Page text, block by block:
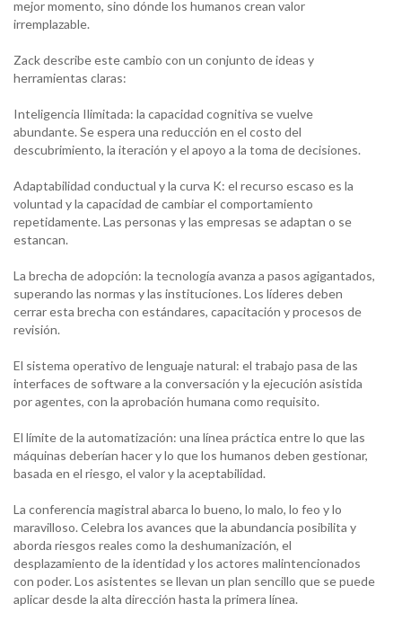
mejor momento, sino dónde los humanos crean valor
irremplazable.
Zack describe este cambio con un conjunto de ideas y
herramientas claras:
Inteligencia Ilimitada: la capacidad cognitiva se vuelve
abundante. Se espera una reducción en el costo del
descubrimiento, la iteración y el apoyo a la toma de decisiones.
Adaptabilidad conductual y la curva K: el recurso escaso es la
voluntad y la capacidad de cambiar el comportamiento
repetidamente. Las personas y las empresas se adaptan o se
estancan.
La brecha de adopción: la tecnología avanza a pasos agigantados,
superando las normas y las instituciones. Los líderes deben
cerrar esta brecha con estándares, capacitación y procesos de
revisión.
El sistema operativo de lenguaje natural: el trabajo pasa de las
interfaces de software a la conversación y la ejecución asistida
por agentes, con la aprobación humana como requisito.
El límite de la automatización: una línea práctica entre lo que las
máquinas deberían hacer y lo que los humanos deben gestionar,
basada en el riesgo, el valor y la aceptabilidad.
La conferencia magistral abarca lo bueno, lo malo, lo feo y lo
maravilloso. Celebra los avances que la abundancia posibilita y
aborda riesgos reales como la deshumanización, el
desplazamiento de la identidad y los actores malintencionados
con poder. Los asistentes se llevan un plan sencillo que se puede
aplicar desde la alta dirección hasta la primera línea.